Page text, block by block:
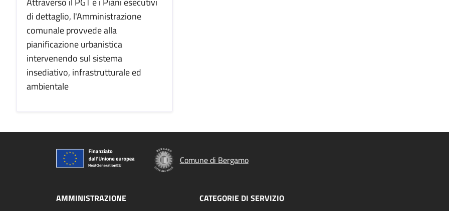
di dettaglio, l'Amministrazione
comunale provvede alla
pianificazione urbanistica
intervenendo sul sistema
insediativo, infrastrutturale ed
ambientale
Comune di Bergamo
AMMINISTRAZIONE CATEGORIE DI SERVIZIO